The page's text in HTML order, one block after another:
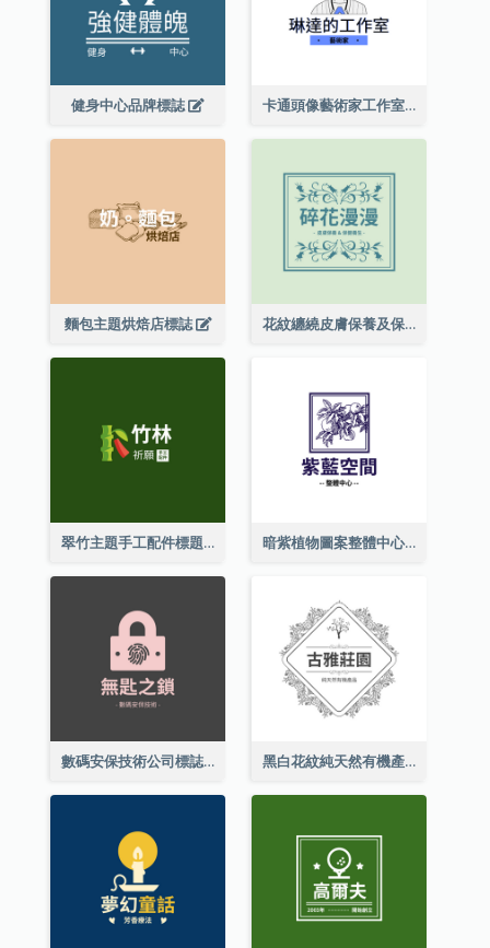
健身中心品牌標誌 卡通頭像藝術家工作室標誌
麵包主題烘焙店標誌 花紋纏繞皮膚保養及保健養生標誌設計
翠竹主題手工配件標題 暗紫植物圖案整體中心標誌
數碼安保技術公司標誌 黑白花紋純天然有機產品標誌